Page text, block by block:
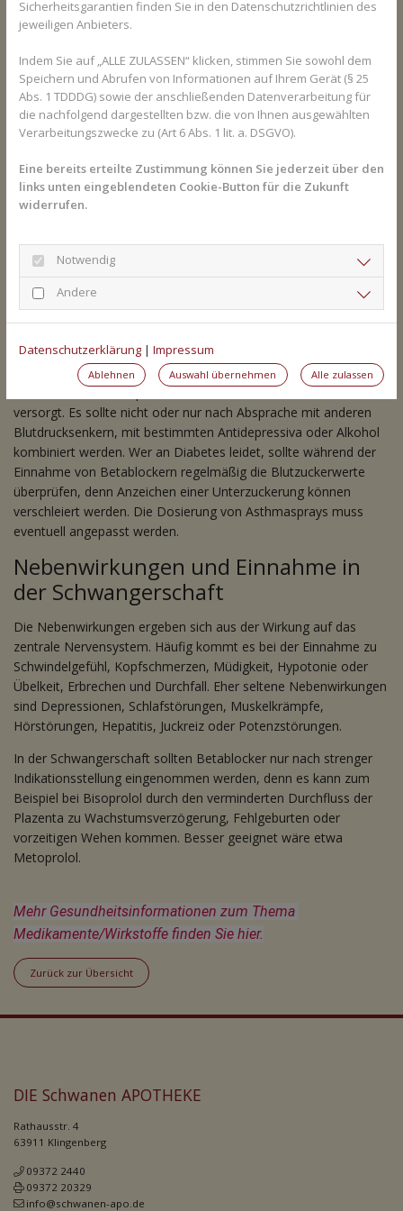
Zurück zur Übersicht
Medikamente/Wirkstoffe im Allgemeinen?
Region beraten Sie gerne. Hier gelangen Sie zur
Expertensuche.
Medikamenten
Begonnen wird die Therapie, die grundsätzlich mit der Ärztin
Dosis. Das Medikament sollte regelmäßig eingenommen
werden, meist über längere Zeit. Die genaue Dosierung sollte
eingehalten werden. Bisoprolol kann Wechselwirkungen
hervorrufen und hat neben der gewünschten Wirkung auch
mit Calciumkanalblockern wie Verapamil oder Diltiazem
eingenommen werden, denn das könnte die Herzfrequenz stark
herabsetzen, der Körper wird nicht mehr ausreichend mit Blut
versorgt. Es sollte nicht oder nur nach Absprache mit anderen
Blutdrucksenkern, mit bestimmten Antidepressiva oder Alkohol
kombiniert werden. Wer an Diabetes leidet, sollte während der
Einnahme von Betablockern regelmäßig die Blutzuckerwerte
überprüfen, denn Anzeichen einer Unterzuckerung können
verschleiert werden. Die Dosierung von Asthmasprays muss
eventuell angepasst werden.
Nebenwirkungen und Einnahme in
der Schwangerschaft
Die Nebenwirkungen ergeben sich aus der Wirkung auf das
zentrale Nervensystem. Häufig kommt es bei der Einnahme zu
Schwindelgefühl, Kopfschmerzen, Müdigkeit, Hypotonie oder
Übelkeit, Erbrechen und Durchfall. Eher seltene Nebenwirkungen
sind Depressionen, Schlafstörungen, Muskelkrämpfe,
Hörstörungen, Hepatitis, Juckreiz oder Potenzstörungen.
In der Schwangerschaft sollten Betablocker nur nach strenger
Indikationsstellung eingenommen werden, denn es kann zum
Beispiel bei Bisoprolol durch den verminderten Durchfluss der
Plazenta zu Wachstumsverzögerung, Fehlgeburten oder
vorzeitigen Wehen kommen. Besser geeignet wäre etwa
Metoprolol.
Mehr Gesundheitsinformationen zum Thema
Medikamente/Wirkstoffe finden Sie hier.
DIE Schwanen APOTHEKE
Rathausstr. 4
63911 Klingenberg
09372 2440
09372 20329
info@schwanen-apo.de
Sicherheitsgarantien finden Sie in den Datenschutzrichtlinien des
jeweiligen Anbieters.
Indem Sie auf „ALLE ZULASSEN“ klicken, stimmen Sie sowohl dem
Speichern und Abrufen von Informationen auf Ihrem Gerät (§ 25
Abs. 1 TDDDG) sowie der anschließenden Datenverarbeitung für
die nachfolgend dargestellten bzw. die von Ihnen ausgewählten
Verarbeitungszwecke zu (Art 6 Abs. 1 lit. a. DSGVO).
Eine bereits erteilte Zustimmung können Sie jederzeit über den
links unten eingeblendeten Cookie-Button für die Zukunft
widerrufen.
Notwendig
Andere
Datenschutzerklärung | Impressum
Ablehnen Auswahl übernehmen Alle zulassen